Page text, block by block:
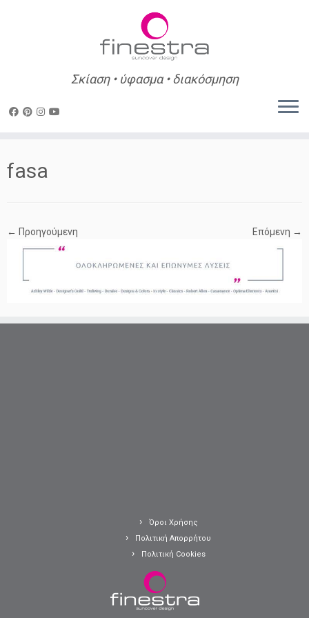
content
Σκίαση • ύφασμα • διακόσμηση
fasa
← Προηγούμενη Επόμενη →
Όροι Χρήσης
Πολιτική Απορρήτου
Πολιτική Cookies